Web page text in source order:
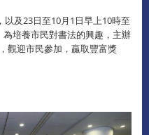
及23日至10月1日早上10時至
培養市民對書法的興趣，主辦
觀迎市民參加，贏取豐富獎